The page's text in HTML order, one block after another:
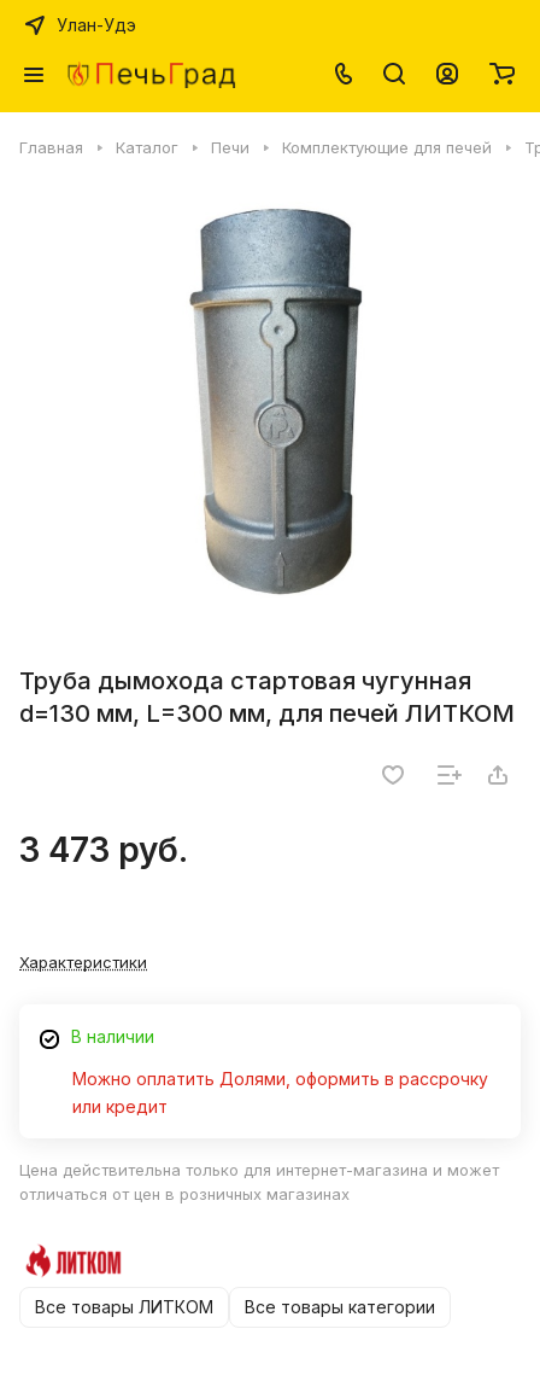
Улан-Удэ
Главная Каталог Печи Комплектующие для печей
Труба дымохода стартовая чугунная
d=130 мм, L=300 мм, для печей ЛИТКОМ
3 473 руб.
Характеристики
В наличии
Можно оплатить Долями, оформить в рассрочку
или кредит
Цена действительна только для интернет-магазина и может
отличаться от цен в розничных магазинах
Все товары ЛИТКОМ Все товары категории